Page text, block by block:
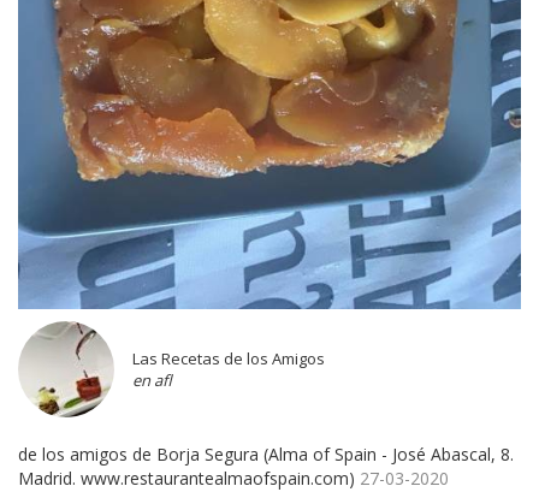
Las Recetas de los Amigos
en afl
de los amigos de Borja Segura (Alma of Spain - José Abascal, 8.
Madrid. www.restaurantealmaofspain.com) 27-03-2020